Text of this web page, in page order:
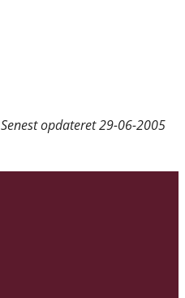
Senest opdateret29-06-2005